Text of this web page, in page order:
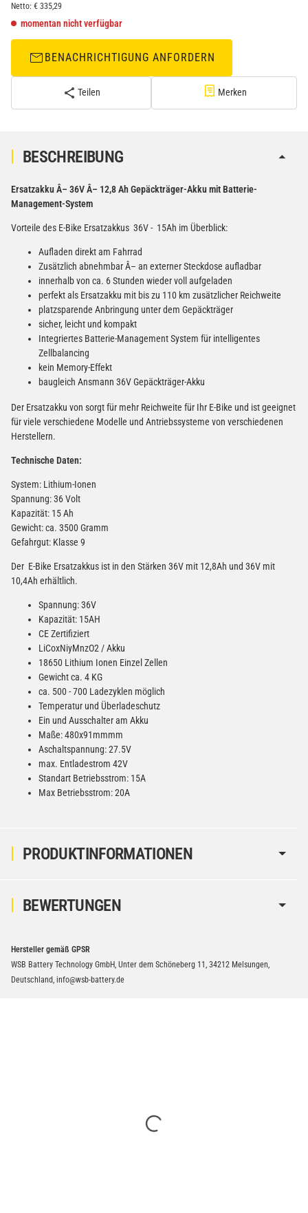
Netto: € 335,29
momentan nicht verfügbar
BENACHRICHTIGUNG ANFORDERN
Teilen Merken
PRODUKTINFORMATIONEN
BESCHREIBUNG
Ersatzakku Â– 36V Â– 12,8 Ah Gepäckträger-Akku mit Batterie-
Management-System
Vorteile des E-Bike Ersatzakkus 36V - 15Ah im Überblick:
Aufladen direkt am Fahrrad
Zusätzlich abnehmbar Â– an externer Steckdose aufladbar
innerhalb von ca. 6 Stunden wieder voll aufgeladen
perfekt als Ersatzakku mit bis zu 110 km zusätzlicher Reichweite
platzsparende Anbringung unter dem Gepäckträger
sicher, leicht und kompakt
Integriertes Batterie-Management System für intelligentes
Zellbalancing
kein Memory-Effekt
baugleich Ansmann 36V Gepäckträger-Akku
Der Ersatzakku von sorgt für mehr Reichweite für Ihr E-Bike und ist geeignet
für viele verschiedene Modelle und Antriebssysteme von verschiedenen
Herstellern.
Technische Daten:
System: Lithium-Ionen
Spannung: 36 Volt
Kapazität: 15 Ah
Gewicht: ca. 3500 Gramm
Gefahrgut: Klasse 9
Der E-Bike Ersatzakkus ist in den Stärken 36V mit 12,8Ah und 36V mit
10,4Ah erhältlich.
Spannung: 36V
Kapazität: 15AH
CE Zertifiziert
LiCoxNiyMnzO2 / Akku
18650 Lithium Ionen Einzel Zellen
Gewicht ca. 4 KG
ca. 500 - 700 Ladezyklen möglich
Temperatur und Überladeschutz
Ein und Ausschalter am Akku
Maße: 480x91mmmm
Aschaltspannung: 27.5V
max. Entladestrom 42V
Standart Betriebsstrom: 15A
Max Betriebsstrom: 20A
BEWERTUNGEN
Hersteller gemäß GPSR
WSB Battery Technology GmbH, Unter dem Schöneberg 11, 34212 Melsungen,
Deutschland, info@wsb-battery.de